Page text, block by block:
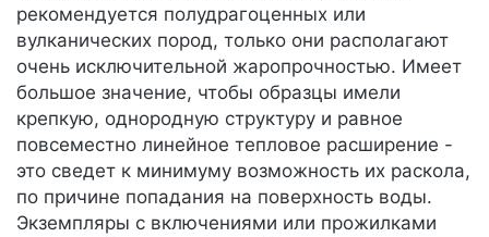
рекомендуется полудрагоценных или
вулканических пород, только они располагают
очень исключительной жаропрочностью. Имеет
большое значение, чтобы образцы имели
крепкую, однородную структуру и равное
повсеместно линейное тепловое расширение -
это сведет к минимуму возможность их раскола,
по причине попадания на поверхность воды.
Экземпляры с включениями или прожилками